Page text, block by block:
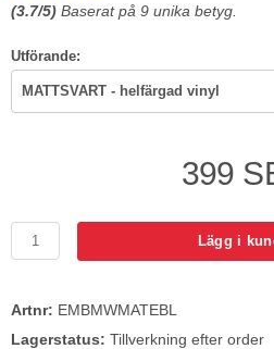
(3.7/5) Baserat på 9 unika betyg.
Utförande:
399
Lägg i
Artnr: EMBMWMATEBL
Lagerstatus: Tillverkning efter order